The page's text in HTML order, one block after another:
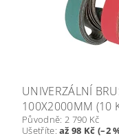
UNIVERZÁLNÍ
100X2000MM (10
Původně: 2 790 Kč
Ušetříte:až 98 Kč (–2